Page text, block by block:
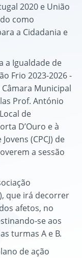
2020 e União
como
a Cidadania e
a Igualdade de
Frio 2023-2026 -
Municipal
Prof. António
de
D’Ouro e à
(CPCJ) de
a sessão
que irá decorrer
afetos, no
se aos
turmas A e B.
de ação